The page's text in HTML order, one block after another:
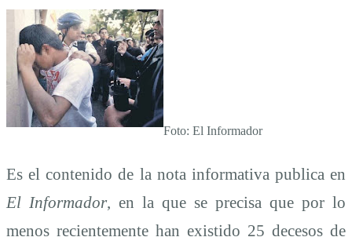
Foto: El Informador
Es el contenido de la nota informativa publica en
El Informador, en la que se precisa que por lo
menos recientemente han existido 25 decesos de